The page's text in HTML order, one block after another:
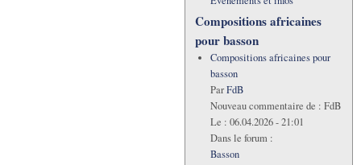
Compositions africaines
pour basson
Compositions africaines pour
basson
ParFdB
Nouveau commentaire de : FdB
Le : 06.04.2026 - 21:01
Dans le forum :
Basson